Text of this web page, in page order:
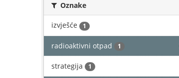
Oznake
izvješće 1
radioaktivni otpad 1
strategija 1